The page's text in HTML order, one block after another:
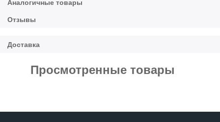
Просмотренные товары